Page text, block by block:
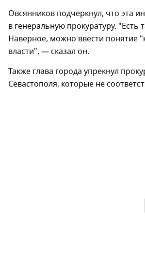
Овсянников подчеркнул, что эта
в генеральную прокуратуру.
Наверное, можно ввести понятие
власти", — сказал он.
Также глава города упрекнул
Севастополя, которые не